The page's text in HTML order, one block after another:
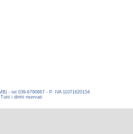
- tel 039-6790867 - P. IVA 11071620154
i diritti riservati